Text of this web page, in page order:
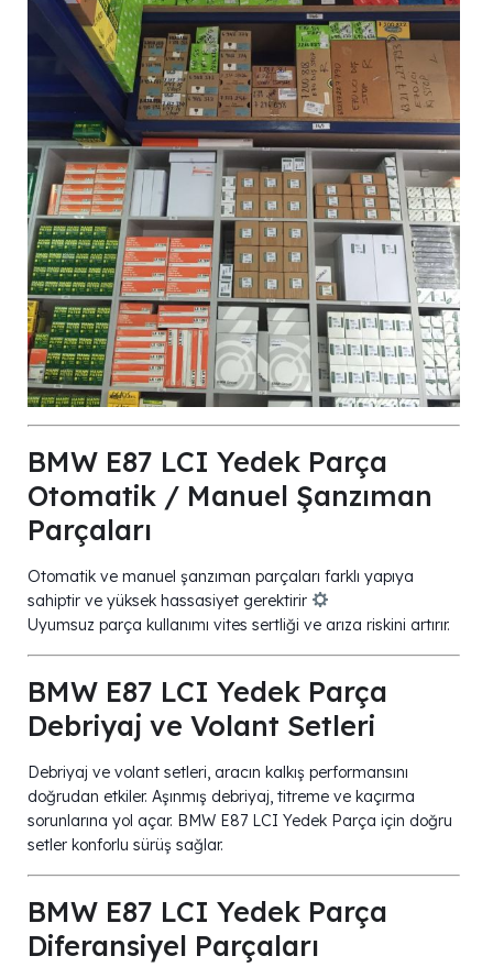
BMW E87 LCI Yedek Parça
Otomatik / Manuel Şanzıman
Parçaları
Otomatik ve manuel şanzıman parçaları farklı yapıya
sahiptir ve yüksek hassasiyet gerektirir
Uyumsuz parça kullanımı vites sertliği ve arıza riskini artırır.
BMW E87 LCI Yedek Parça
Debriyaj ve Volant Setleri
Debriyaj ve volant setleri, aracın kalkış performansını
doğrudan etkiler. Aşınmış debriyaj, titreme ve kaçırma
sorunlarına yol açar. BMW E87 LCI Yedek Parça için doğru
setler konforlu sürüş sağlar.
BMW E87 LCI Yedek Parça
Diferansiyel Parçaları